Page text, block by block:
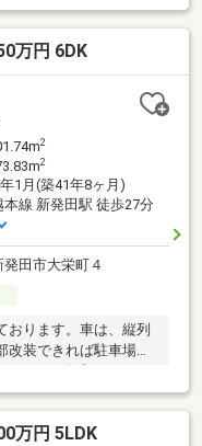
いる今、こちらの物件
ください。担当 伊
71981年/年
万円 6DK
2
2
1月(築41年8ヶ月)
本線 新発田駅 徒歩27分
発田市大栄町４
おります。車は、縦列
装できれば駐車場の
内はできますのでお気
万円 5LDK